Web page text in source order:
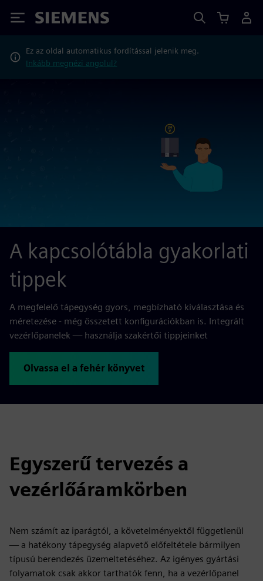
Siemens
Ez az oldal automatikus fordítással jelenik meg.
Inkább megnézi angolul?
A kapcsolótábla gyakorlati
tippek
A megfelelő tápegység gyors, megbízható kiválasztása és
méretezése - még összetett konfigurációkban is. Integrált
vezérlőpanelek — használja szakértői tippjeinket
Olvassa el a fehér könyvet
Egyszerű tervezés a
vezérlőáramkörben
Nem számít az iparágtól, a követelményektől függetlenül
— a hatékony tápegység alapvető előfeltétele bármilyen
típusú berendezés üzemeltetéséhez. Az igényes gyártási
folyamatok csak akkor tarthatók fenn, ha a vezérlőpanel